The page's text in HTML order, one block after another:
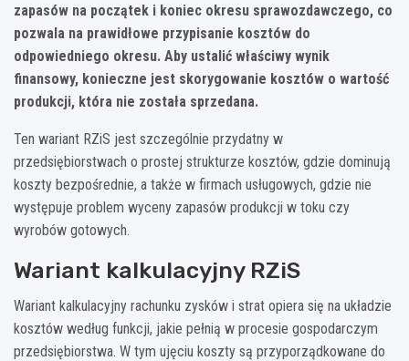
zapasów na początek i koniec okresu sprawozdawczego, co
pozwala na prawidłowe przypisanie kosztów do
odpowiedniego okresu. Aby ustalić właściwy wynik
finansowy, konieczne jest skorygowanie kosztów o wartość
produkcji, która nie została sprzedana.
Ten wariant RZiS jest szczególnie przydatny w
przedsiębiorstwach o prostej strukturze kosztów, gdzie dominują
koszty bezpośrednie, a także w firmach usługowych, gdzie nie
występuje problem wyceny zapasów produkcji w toku czy
wyrobów gotowych.
Wariant kalkulacyjny RZiS
Wariant kalkulacyjny rachunku zysków i strat opiera się na układzie
kosztów według funkcji, jakie pełnią w procesie gospodarczym
przedsiębiorstwa. W tym ujęciu koszty są przyporządkowane do